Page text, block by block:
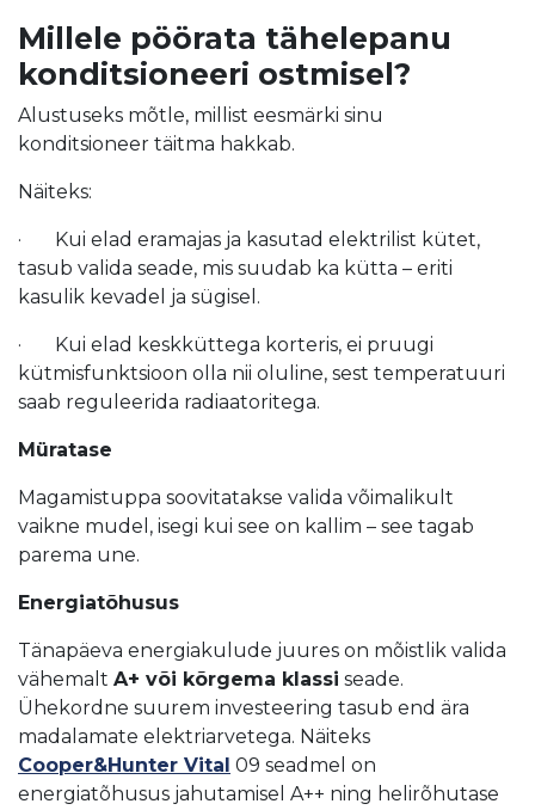
Millele pöörata tähelepanu
konditsioneeri ostmisel?
Alustuseks mõtle, millist eesmärki sinu
konditsioneer täitma hakkab.
Näiteks:
· Kui elad eramajas ja kasutad elektrilist kütet,
tasub valida seade, mis suudab ka kütta – eriti
kasulik kevadel ja sügisel.
· Kui elad keskküttega korteris, ei pruugi
kütmisfunktsioon olla nii oluline, sest temperatuuri
saab reguleerida radiaatoritega.
Müratase
Magamistuppa soovitatakse valida võimalikult
vaikne mudel, isegi kui see on kallim – see tagab
parema une.
Energiatõhusus
Tänapäeva energiakulude juures on mõistlik valida
vähemalt A+ või kõrgema klassi seade.
Ühekordne suurem investeering tasub end ära
madalamate elektriarvetega. Näiteks
Cooper&Hunter Vital 09 seadmel on
energiatõhusus jahutamisel A++ ning helirõhutase